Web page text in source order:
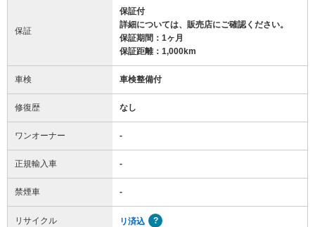
保証
保証付
詳細については、販売店にご確認ください。
保証期間：1ヶ月
保証距離：1,000km
車検 車検整備付
修復歴 なし
ワンオーナー -
正規輸入車 -
禁煙車 -
リサイクル リ済込